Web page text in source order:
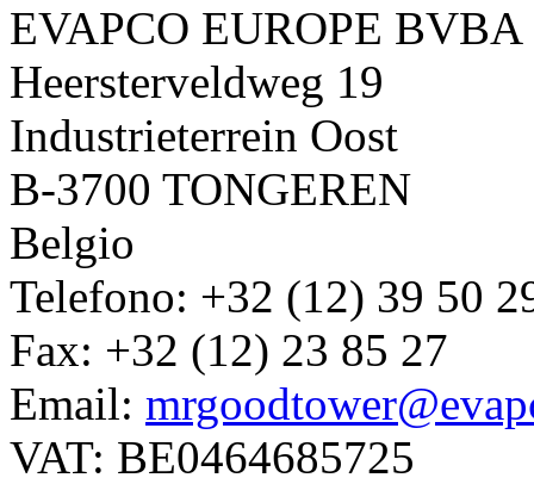
EVAPCO EUROPE BVBA
Heersterveldweg 19
Industrieterrein Oost
B-3700 TONGEREN
Belgio
Telefono: +32 (12) 39 50
Fax: +32 (12) 23 85 27
Email:
VAT: BE0464685725